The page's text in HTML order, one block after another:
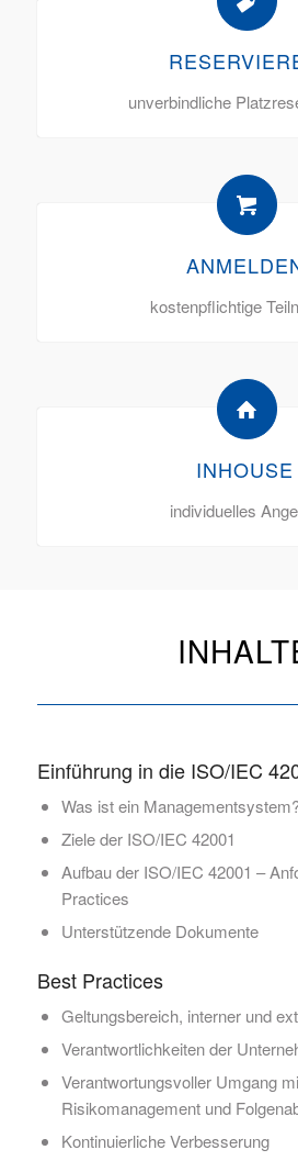
unverbindliche
kostenpflichtige
INHOUSE
individuelles
Einführung in die ISO/IEC
Was ist ein
Ziele der ISO/IEC 42001
Aufbau der ISO/IEC 42001 –
Practices
Unterstützende Dokumente
Best Practices
Geltungsbereich, interner und
Verantwortlichkeiten der
Verantwortungsvoller Umgang
Risikomanagement und
Kontinuierliche Verbesserung